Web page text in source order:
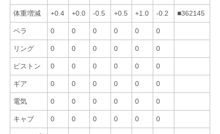
体重増減 +0.4 +0.0 -0.5 +0.5 +1.0 -0.2 ■362145
ペラ 0 0 0 0 0 0
リング 0 0 0 0 0 0
ピストン 0 0 0 0 0 0
ギア 0 0 0 0 0 0
電気 0 0 0 0 0 0
キャブ 0 0 0 0 0 0